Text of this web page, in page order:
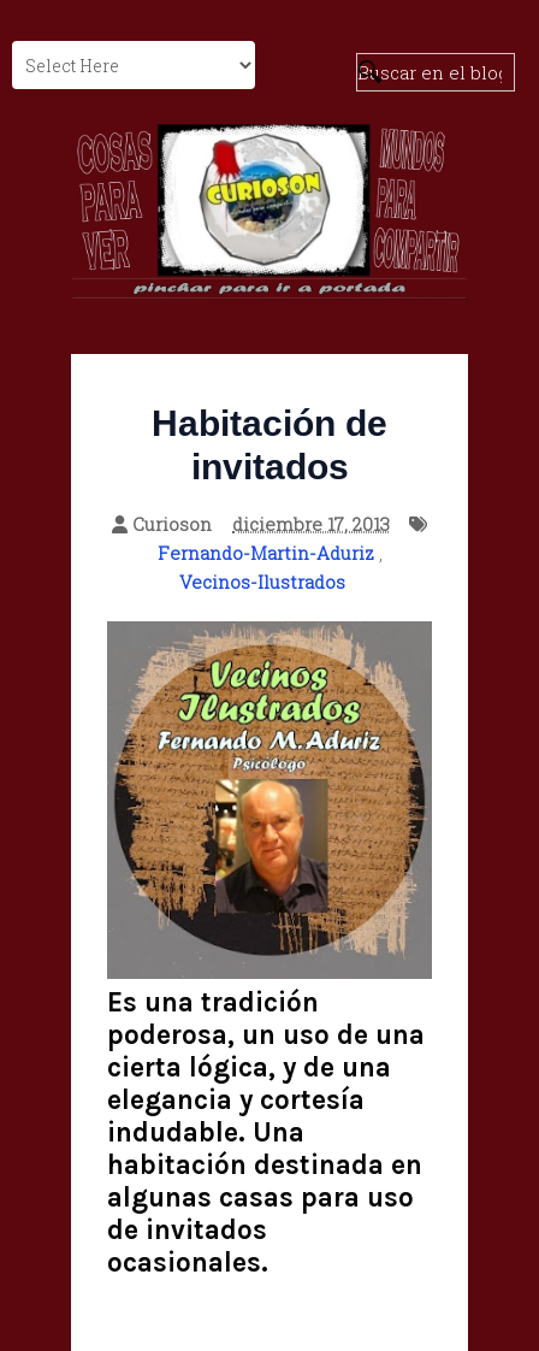
Habitación de
invitados
Curioson
diciembre 17, 2013
Fernando-Martin-Aduriz,
Vecinos-Ilustrados
Es una tradición
poderosa, un uso de una
cierta lógica, y de una
elegancia y cortesía
indudable. Una
habitación destinada en
algunas casas para uso
de invitados
ocasionales.